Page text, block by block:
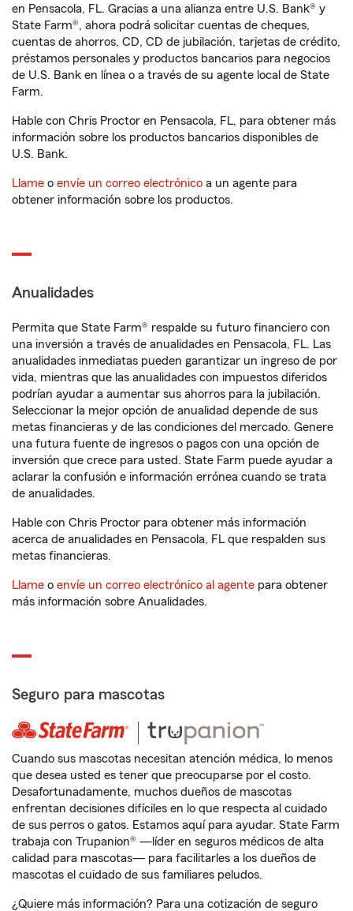
en Pensacola, FL. Gracias a una alianza entre U.S. Bank® y
State Farm®, ahora podrá solicitar cuentas de cheques,
cuentas de ahorros, CD, CD de jubilación, tarjetas de crédito,
préstamos personales y productos bancarios para negocios
de U.S. Bank en línea o a través de su agente local de State
Farm.
Hable con Chris Proctor en Pensacola, FL, para obtener más
información sobre los productos bancarios disponibles de
U.S. Bank.
Llame o envíe un correo electrónico a un agente para
obtener información sobre los productos.
Anualidades
Permita que State Farm® respalde su futuro financiero con
una inversión a través de anualidades en Pensacola, FL. Las
anualidades inmediatas pueden garantizar un ingreso de por
vida, mientras que las anualidades con impuestos diferidos
podrían ayudar a aumentar sus ahorros para la jubilación.
Seleccionar la mejor opción de anualidad depende de sus
metas financieras y de las condiciones del mercado. Genere
una futura fuente de ingresos o pagos con una opción de
inversión que crece para usted. State Farm puede ayudar a
aclarar la confusión e información errónea cuando se trata
de anualidades.
Hable con Chris Proctor para obtener más información
acerca de anualidades en Pensacola, FL que respalden sus
metas financieras.
Llame o envíe un correo electrónico al agente para obtener
más información sobre Anualidades.
Seguro para mascotas
Cuando sus mascotas necesitan atención médica, lo menos
que desea usted es tener que preocuparse por el costo.
Desafortunadamente, muchos dueños de mascotas
enfrentan decisiones difíciles en lo que respecta al cuidado
de sus perros o gatos. Estamos aquí para ayudar. State Farm
trabaja con Trupanion® —líder en seguros médicos de alta
calidad para mascotas— para facilitarles a los dueños de
mascotas el cuidado de sus familiares peludos.
¿Quiere más información? Para una cotización de seguro